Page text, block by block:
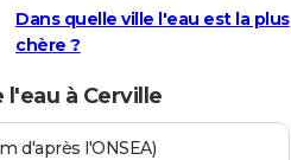
Dans quelle ville l'eau est la plus
chère ?
à Cerville
d'après l'ONSEA)